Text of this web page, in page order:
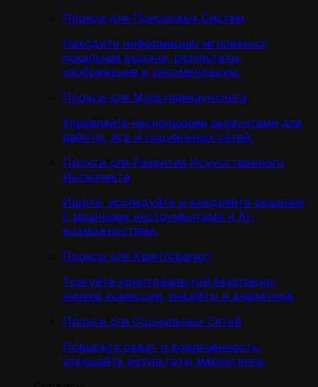
Прокси для Поисковых Систем
Находите информацию мгновенно:
локальная выдача, результаты,
изображения и рекомендации.
Прокси для Мультиаккаунтинга
Управляйте несколькими аккаунтами для
работы, игр и социальных сетей.
Прокси для Развития Искусственного
Интеллекта
Ищите, исследуйте и внедряйте решения
с мощными инструментами и AI-
возможностями.
Прокси для Криптовалют
Торгуйте криптовалютой безопасно:
низкие комиссии, инсайты и аналитика.
Прокси для Социальных Сетей
Повысьте охват и вовлечённость,
улучшайте результаты маркетинга.